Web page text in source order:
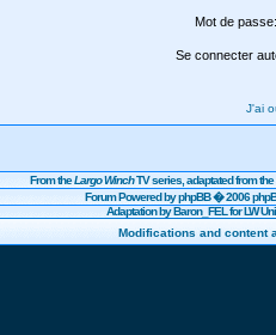
Mot de passe:
Se connecter
J'ai
From theLargo WinchTV series, adaptated from
Forum Powered byphpBB� 2006
Adaptation by Baron_FEL for LW
Modifications and content